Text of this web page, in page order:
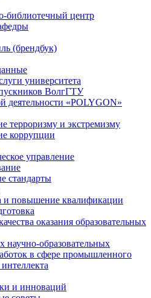
библиотечный центр
(брендбук)
университета
ВолгГТУ
деятельности «POLYGON»
терроризму и экстремизму
коррупции
управление
стандарты
и повышение квалификации
оказания образовательных
образовательных
в сфере промышленного
и инноваций